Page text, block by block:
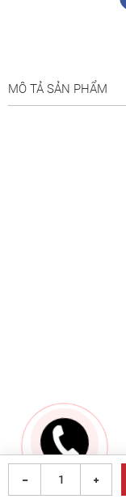
MÔ TẢ SẢN PHẨM